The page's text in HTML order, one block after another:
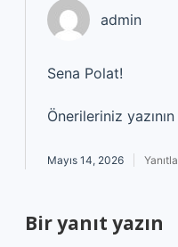
admin
Sena Polat!
Önerileriniz yazının
Mayıs 14, 2026 Yanıtla
Bir yanıt yazın